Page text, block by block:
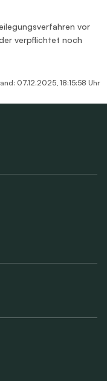
vor
verpflichtet noch
07.12.2025, 18:15:58 Uhr